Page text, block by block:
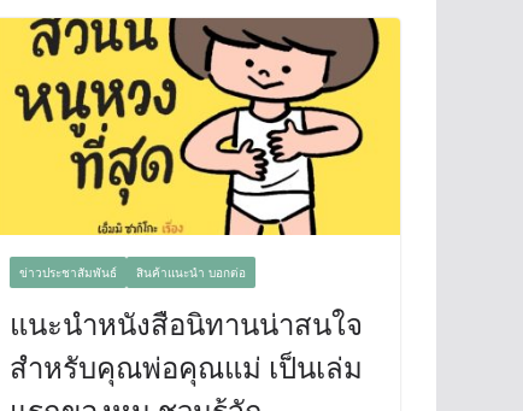
ข่าวประชาสัมพันธ์ สินค้าแนะนำ บอกต่อ
แนะนำหนังสือนิทานน่าสนใจ
สำหรับคุณพ่อคุณแม่ เป็นเล่ม